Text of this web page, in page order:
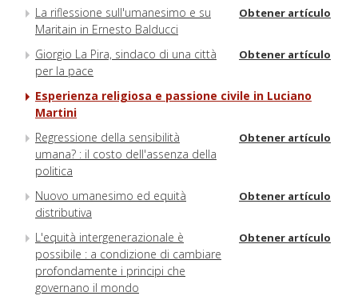
La riflessione sull'umanesimo e su
Maritain in Ernesto Balducci
Obtener artículo
Giorgio La Pira, sindaco di una città
per la pace
Obtener artículo
Esperienza religiosa e passione civile in Luciano
Martini
Regressione della sensibilità
umana? : il costo dell'assenza della
politica
Obtener artículo
Nuovo umanesimo ed equità
distributiva
Obtener artículo
L'equità intergenerazionale è
possibile : a condizione di cambiare
profondamente i principi che
governano il mondo
Obtener artículo